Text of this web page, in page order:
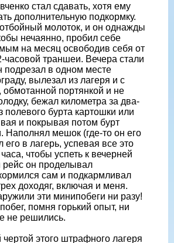
стал сдавать, хотя ему
дополнительную подкормку.
молоток, и он однажды
нечаянно, пробил себе
на месяц освободив себя от
траншеи. Вечера стали
в одном месте
вылезал из лагеря и с
обмотанной портянкой и не
бежал километра за два-
полевого бурта картошки или
и покрывая потом бурт
Наполнял мешок (где-то он его
в лагерь, успевая все это
чтобы успеть к вечерней
рейс он проделывал
сам и подкармливал
доходяг, включая и меня.
эти минипобеги ни разу!
помня горький опыт, ни
не решились.
этого штрафного лагеря